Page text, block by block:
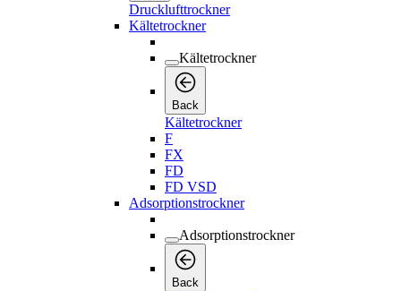
Drucklufttrockner
Kältetrockner
Kältetrockner
Back
Kältetrockner
F
FX
FD
FD VSD
Adsorptionstrockner
Adsorptionstrockner
Back